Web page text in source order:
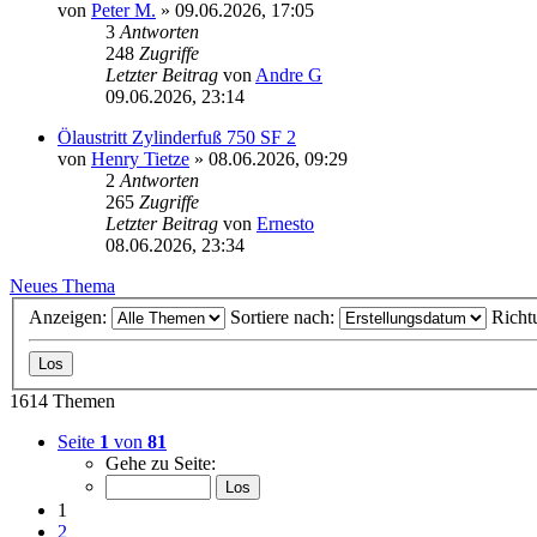
von Peter M. » 09.06.2026, 17:05
3 Antworten
248 Zugriffe
Letzter Beitrag von Andre G
09.06.2026, 23:14
Ölaustritt Zylinderfuß 750 SF 2
von Henry Tietze » 08.06.2026, 09:29
2 Antworten
265 Zugriffe
Letzter Beitrag von Ernesto
08.06.2026, 23:34
Neues Thema
Anzeigen:
Sortiere nach:
1614 Themen
Seite 1 von 81
Gehe zu Seite:
1
2